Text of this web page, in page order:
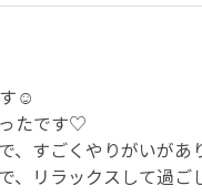
☺️
たです♡
、すごくやりがいが
、リラックスして過